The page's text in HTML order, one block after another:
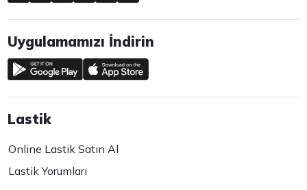
Uygulamamızı İndirin
Lastik
Online Lastik Satın Al
Lastik Yorumları